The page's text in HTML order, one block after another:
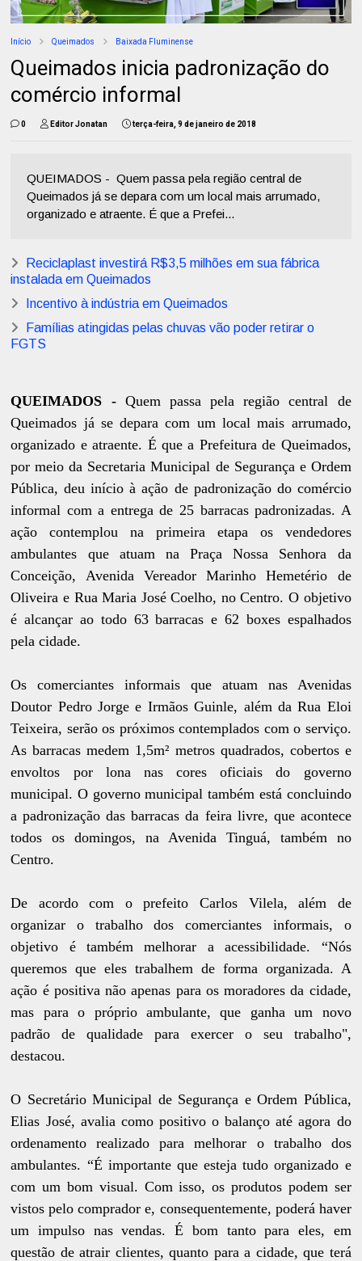
Início Queimados Baixada Fluminense
Queimados inicia padronização do
comércio informal
0 Editor Jonatan terça-feira, 9 de janeiro de 2018
QUEIMADOS - Quem passa pela região central de
Queimados já se depara com um local mais arrumado,
organizado e atraente. É que a Prefei...
Reciclaplast investirá R$3,5 milhões em sua fábrica
instalada em Queimados
Incentivo à indústria em Queimados
Famílias atingidas pelas chuvas vão poder retirar o
FGTS
QUEIMADOS - Quem passa pela região central de
Queimados já se depara com um local mais arrumado,
organizado e atraente. É que a Prefeitura de Queimados,
por meio da Secretaria Municipal de Segurança e Ordem
Pública, deu início à ação de padronização do comércio
informal com a entrega de 25 barracas padronizadas. A
ação contemplou na primeira etapa os vendedores
ambulantes que atuam na Praça Nossa Senhora da
Conceição, Avenida Vereador Marinho Hemetério de
Oliveira e Rua Maria José Coelho, no Centro. O objetivo
é alcançar ao todo 63 barracas e 62 boxes espalhados
pela cidade.
Os comerciantes informais que atuam nas Avenidas
Doutor Pedro Jorge e Irmãos Guinle, além da Rua Eloi
Teixeira, serão os próximos contemplados com o serviço.
As barracas medem 1,5m² metros quadrados, cobertos e
envoltos por lona nas cores oficiais do governo
municipal. O governo municipal também está concluindo
a padronização das barracas da feira livre, que acontece
todos os domingos, na Avenida Tinguá, também no
Centro.
De acordo com o prefeito Carlos Vilela, além de
organizar o trabalho dos comerciantes informais, o
objetivo é também melhorar a acessibilidade. “Nós
queremos que eles trabalhem de forma organizada. A
ação é positiva não apenas para os moradores da cidade,
mas para o próprio ambulante, que ganha um novo
padrão de qualidade para exercer o seu trabalho",
destacou.
O Secretário Municipal de Segurança e Ordem Pública,
Elias José, avalia como positivo o balanço até agora do
ordenamento realizado para melhorar o trabalho dos
ambulantes. “É importante que esteja tudo organizado e
com um bom visual. Com isso, os produtos podem ser
vistos pelo comprador e, consequentemente, poderá haver
um impulso nas vendas. É bom tanto para eles, em
questão de atrair clientes, quanto para a cidade, que terá